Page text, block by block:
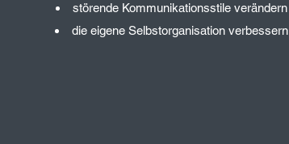
störende Kommunikationsstile verändern
die eigene Selbstorganisation verbessern